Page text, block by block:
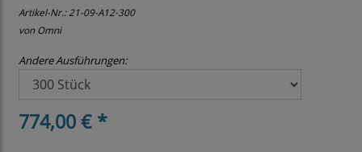
Artikel-Nr.:21-09-A12-300
von Omni
Andere Ausführungen:
774,00 € *